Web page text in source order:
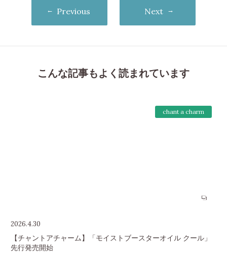
Previous Next
こんな記事もよく読まれています
chant a charm
2026.4.30
【チャントアチャーム】「モイストブースターオイル クール」
先行発売開始